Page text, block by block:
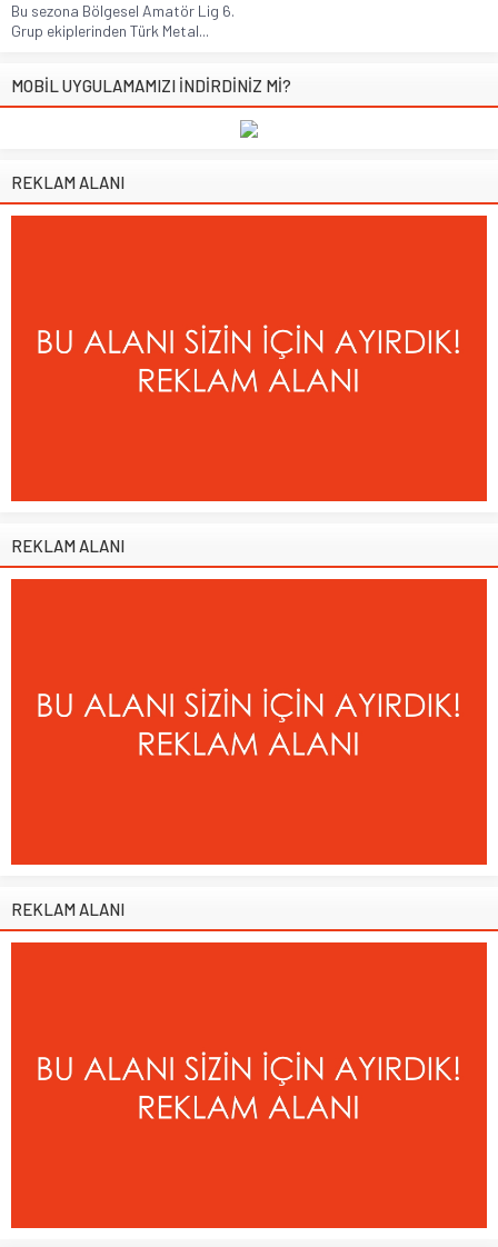
Bu sezona Bölgesel Amatör Lig 6.
Grup ekiplerinden Türk Metal...
MOBİL UYGULAMAMIZI İNDİRDİNİZ Mİ?
REKLAM ALANI
REKLAM ALANI
REKLAM ALANI